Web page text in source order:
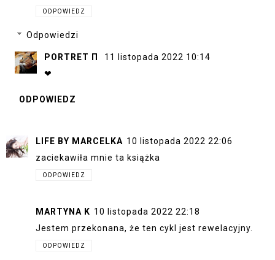
ODPOWIEDZ
Odpowiedzi
PORTRET Π
11 listopada 2022 10:14
❤
ODPOWIEDZ
LIFE BY MARCELKA 10 listopada 2022 22:06
zaciekawiła mnie ta książka
ODPOWIEDZ
MARTYNA K 10 listopada 2022 22:18
Jestem przekonana, że ten cykl jest rewelacyjny.
ODPOWIEDZ